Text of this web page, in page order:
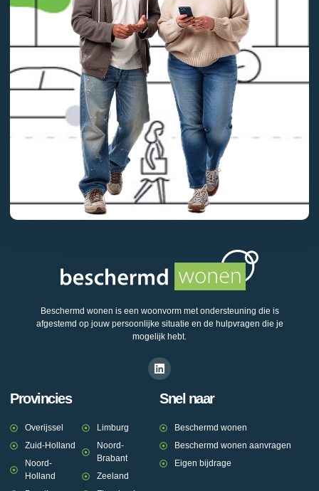
Beschermd wonen is een woonvorm met ondersteuning die is
afgestemd op jouw persoonlijke situatie en de hulpvragen die je
mogelijk hebt.
Provincies
Overijssel
Zuid-Holland
Noord-
Holland
Limburg
Noord-
Brabant
Zeeland
Snel naar
Beschermd wonen
Beschermd wonen aanvragen
Eigen bijdrage